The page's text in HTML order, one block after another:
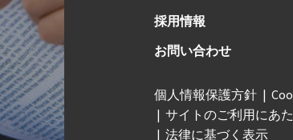
採用情報
お問い合わせ
個人情報保護方針
サイトのご利用にあ
法律に基づく表示